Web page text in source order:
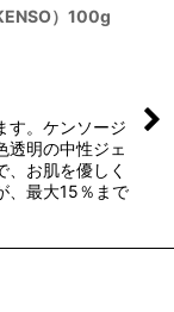
）100g
す。ケンソージ
透明の中性ジェ
、お肌を優しく
、最大15％まで